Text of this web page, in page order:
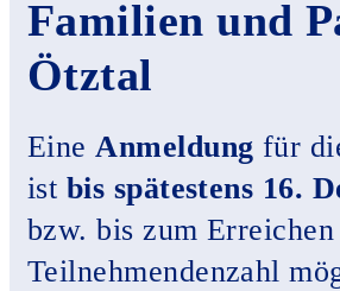
Familien und
Ötztal
EineAnmeldung für
ist bis spätestens 16.
bzw. bis zum
Teilnehmendenzahl